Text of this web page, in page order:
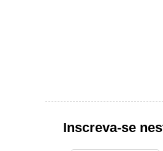
Inscreva-se